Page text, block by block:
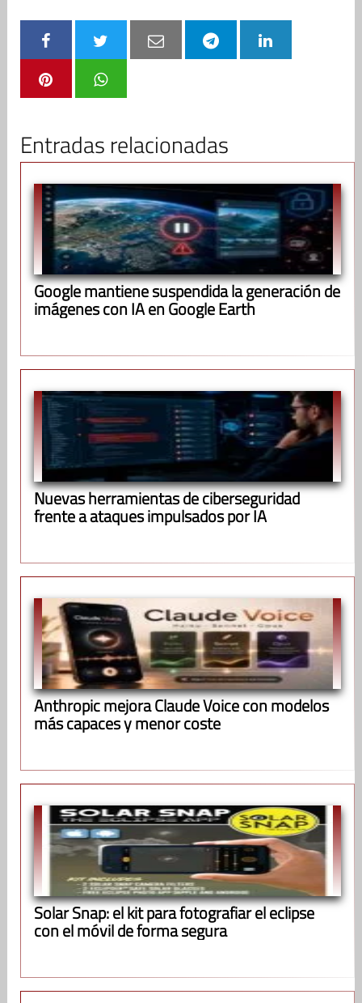
Entradas relacionadas
Google mantiene suspendida la generación de
imágenes con IA en Google Earth
Nuevas herramientas de ciberseguridad
frente a ataques impulsados por IA
Anthropic mejora Claude Voice con modelos
más capaces y menor coste
Solar Snap: el kit para fotografiar el eclipse
con el móvil de forma segura